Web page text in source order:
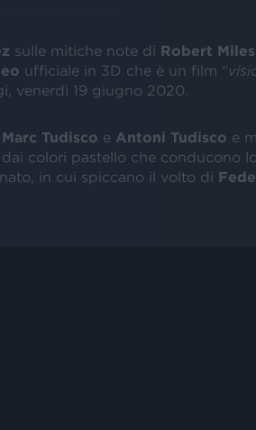
sulle mitiche note di Robert Miles
ufficiale in 3D che è un film “
venerdì 19 giugno 2020.
Marc Tudisco e Antoni Tudisco e
colori pastello che conducono
in cui spiccano il volto di